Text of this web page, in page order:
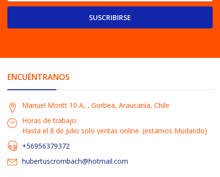
SUSCRIBIRSE
ENCUÉNTRANOS
Manuel Montt 10 A, , Gorbea, Araucanía, Chile
Horas de trabajo:
Hasta el 8 de Julio solo ventas online. (estamos Mudando)
+56956379372
hubertuscrombach@hotmail.com